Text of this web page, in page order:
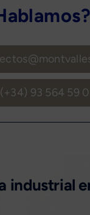
(+34) 93 564 59
industrial